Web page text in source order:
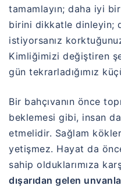
tamamlayın; daha iyi
birini dikkatle dinleyin;
istiyorsanız
Kimliğimizi değiştiren
gün tekrarladığımız
Bir bahçıvanın önce
beklemesi gibi, insan
etmelidir. Sağlam
yetişmez. Hayat da
sahip olduklarımıza
dışarıdan gelen